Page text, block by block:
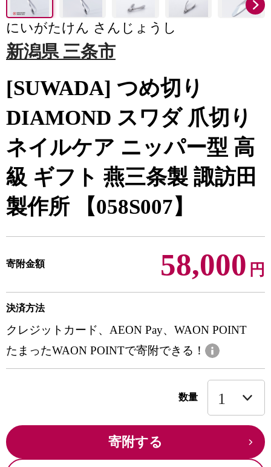
にいがたけん さんじょうし
新潟県 三条市
[SUWADA] つめ切り
DIAMOND スワダ 爪切り
ネイルケア ニッパー型 高
級 ギフト 燕三条製 諏訪田
製作所 【058S007】
寄附金額 58,000 円
決済方法
クレジットカード、AEON Pay、WAON POINT
たまったWAON POINTで寄附できる！
数量
寄附する